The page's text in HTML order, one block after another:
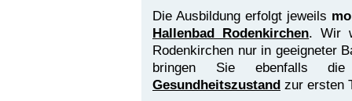
Die Ausbildung erfolgt jeweils
Hallenbad Rodenkirchen. Wir
Rodenkirchen nur in geeigneter
bringen Sie ebenfalls
Gesundheitszustand zur ersten